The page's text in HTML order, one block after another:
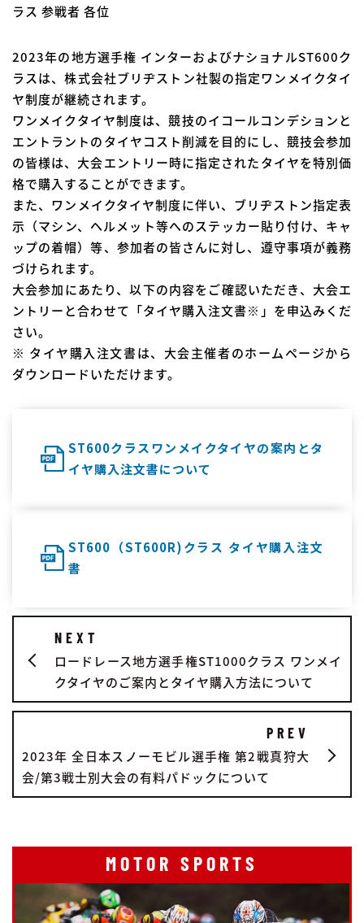
ラス 参戦者 各位
2023年の地方選手権 インターおよびナショナルST600ク
ラスは、株式会社ブリヂストン社製の指定ワンメイクタイ
ヤ制度が継続されます。
ワンメイクタイヤ制度は、競技のイコールコンデションと
エントラントのタイヤコスト削減を目的にし、競技会参加
の皆様は、大会エントリー時に指定されたタイヤを特別価
格で購入することができます。
また、ワンメイクタイヤ制度に伴い、ブリヂストン指定表
示（マシン、ヘルメット等へのステッカー貼り付け、キャ
ップの着帽）等、参加者の皆さんに対し、遵守事項が義務
づけられます。
大会参加にあたり、以下の内容をご確認いただき、大会エ
ントリーと合わせて「タイヤ購入注文書※」を申込みくだ
さい。
※ タイヤ購入注文書は、大会主催者のホームページから
ダウンロードいただけます。
ST600クラスワンメイクタイヤの案内とタ
イヤ購入注文書について
ST600（ST600R)クラス タイヤ購入注文
書
NEXT
ロードレース地方選手権ST1000クラス ワンメイ
クタイヤのご案内とタイヤ購入方法について
PREV
2023年 全日本スノーモビル選手権 第2戦真狩大
会/第3戦士別大会の有料パドックについて
MOTOR SPORTS